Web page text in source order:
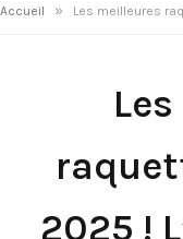
Accueil » Les meilleures
2025 !